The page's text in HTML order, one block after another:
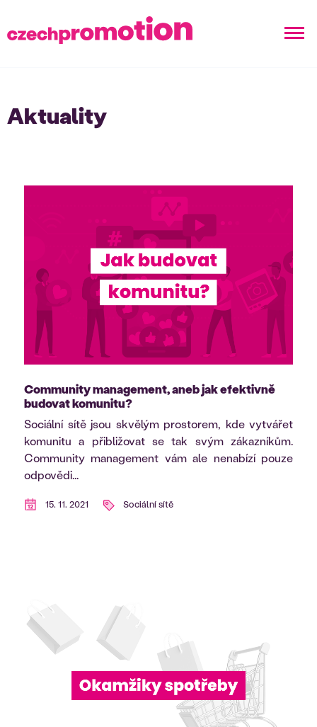
Aktuality
Community management, aneb jak efektivně
budovat komunitu?
Sociální sítě jsou skvělým prostorem, kde vytvářet
komunitu a přibližovat se tak svým zákazníkům.
Community management vám ale nenabízí pouze
odpovědi...
15. 11. 2021 Sociální sítě